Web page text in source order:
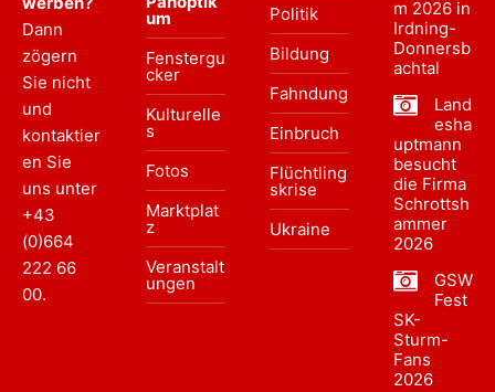
Dann
zögern
Sie nicht
und
kontaktier
en Sie
uns unter
+43
(0)664
222 66
00.
um
Fenstergu
cker
Kulturelle
s
Fotos
Marktplat
z
Veranstalt
ungen
Politik
Bildung
Fahndung
Einbruch
Flüchtling
skrise
Ukraine
m 2026 in
Irdning-
Donnersb
achtal
Land
esha
uptmann
besucht
die Firma
Schrottsh
ammer
2026
GSW
Fest
SK-
Sturm-
Fans
2026